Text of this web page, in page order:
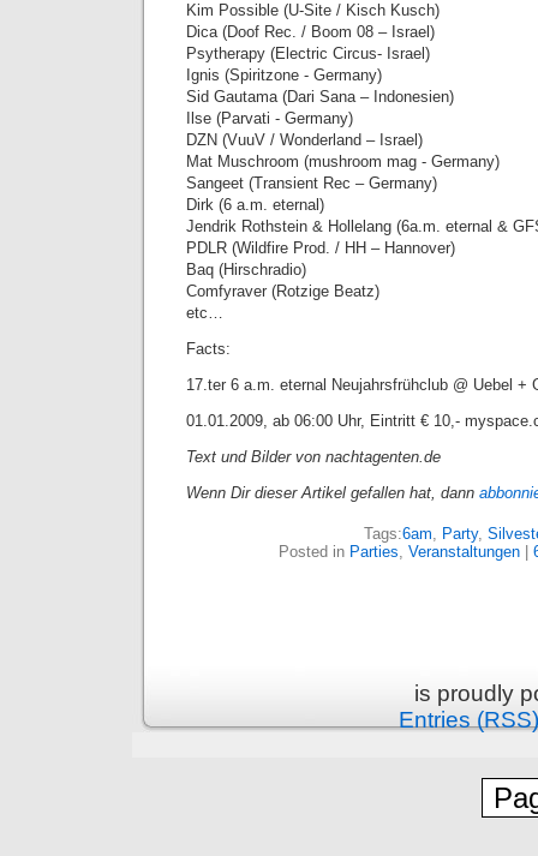
Kim Possible (U-Site / Kisch Kusch)
Dica (Doof Rec. / Boom 08 – Israel)
Psytherapy (Electric Circus- Israel)
Ignis (Spiritzone - Germany)
Sid Gautama (Dari Sana – Indonesien)
Ilse (Parvati - Germany)
DZN (VuuV / Wonderland – Israel)
Mat Muschroom (mushroom mag - Germany)
Sangeet (Transient Rec – Germany)
Dirk (6 a.m. eternal)
Jendrik Rothstein & Hollelang (6a.m. eternal &
PDLR (Wildfire Prod. / HH – Hannover)
Baq (Hirschradio)
Comfyraver (Rotzige Beatz)
etc…
Facts:
17.ter 6 a.m. eternal Neujahrsfrühclub @ Uebel +
01.01.2009, ab 06:00 Uhr, Eintritt € 10,-
Text und Bilder von nachtagenten.de
Wenn Dir dieser Artikel gefallen hat, dann
Tags:6am, Party,
Posted in Parties, Veranstaltungen|
is proudly
Entries (RSS)